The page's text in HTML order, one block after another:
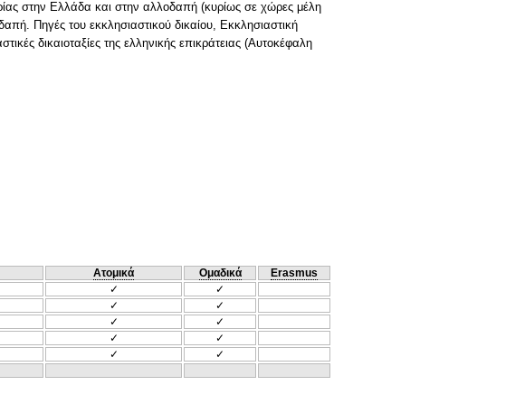
στην Ελλάδα και στην αλλοδαπή (κυρίως σε χώρες μέλη
Πηγές του εκκλησιαστικού δικαίου, Εκκλησιαστική
δικαιοταξίες της ελληνικής επικράτειας (Αυτοκέφαλη
Ατομικά Ομαδικά
Erasmus
✓
✓
✓
✓
✓
✓
✓
✓
✓
✓